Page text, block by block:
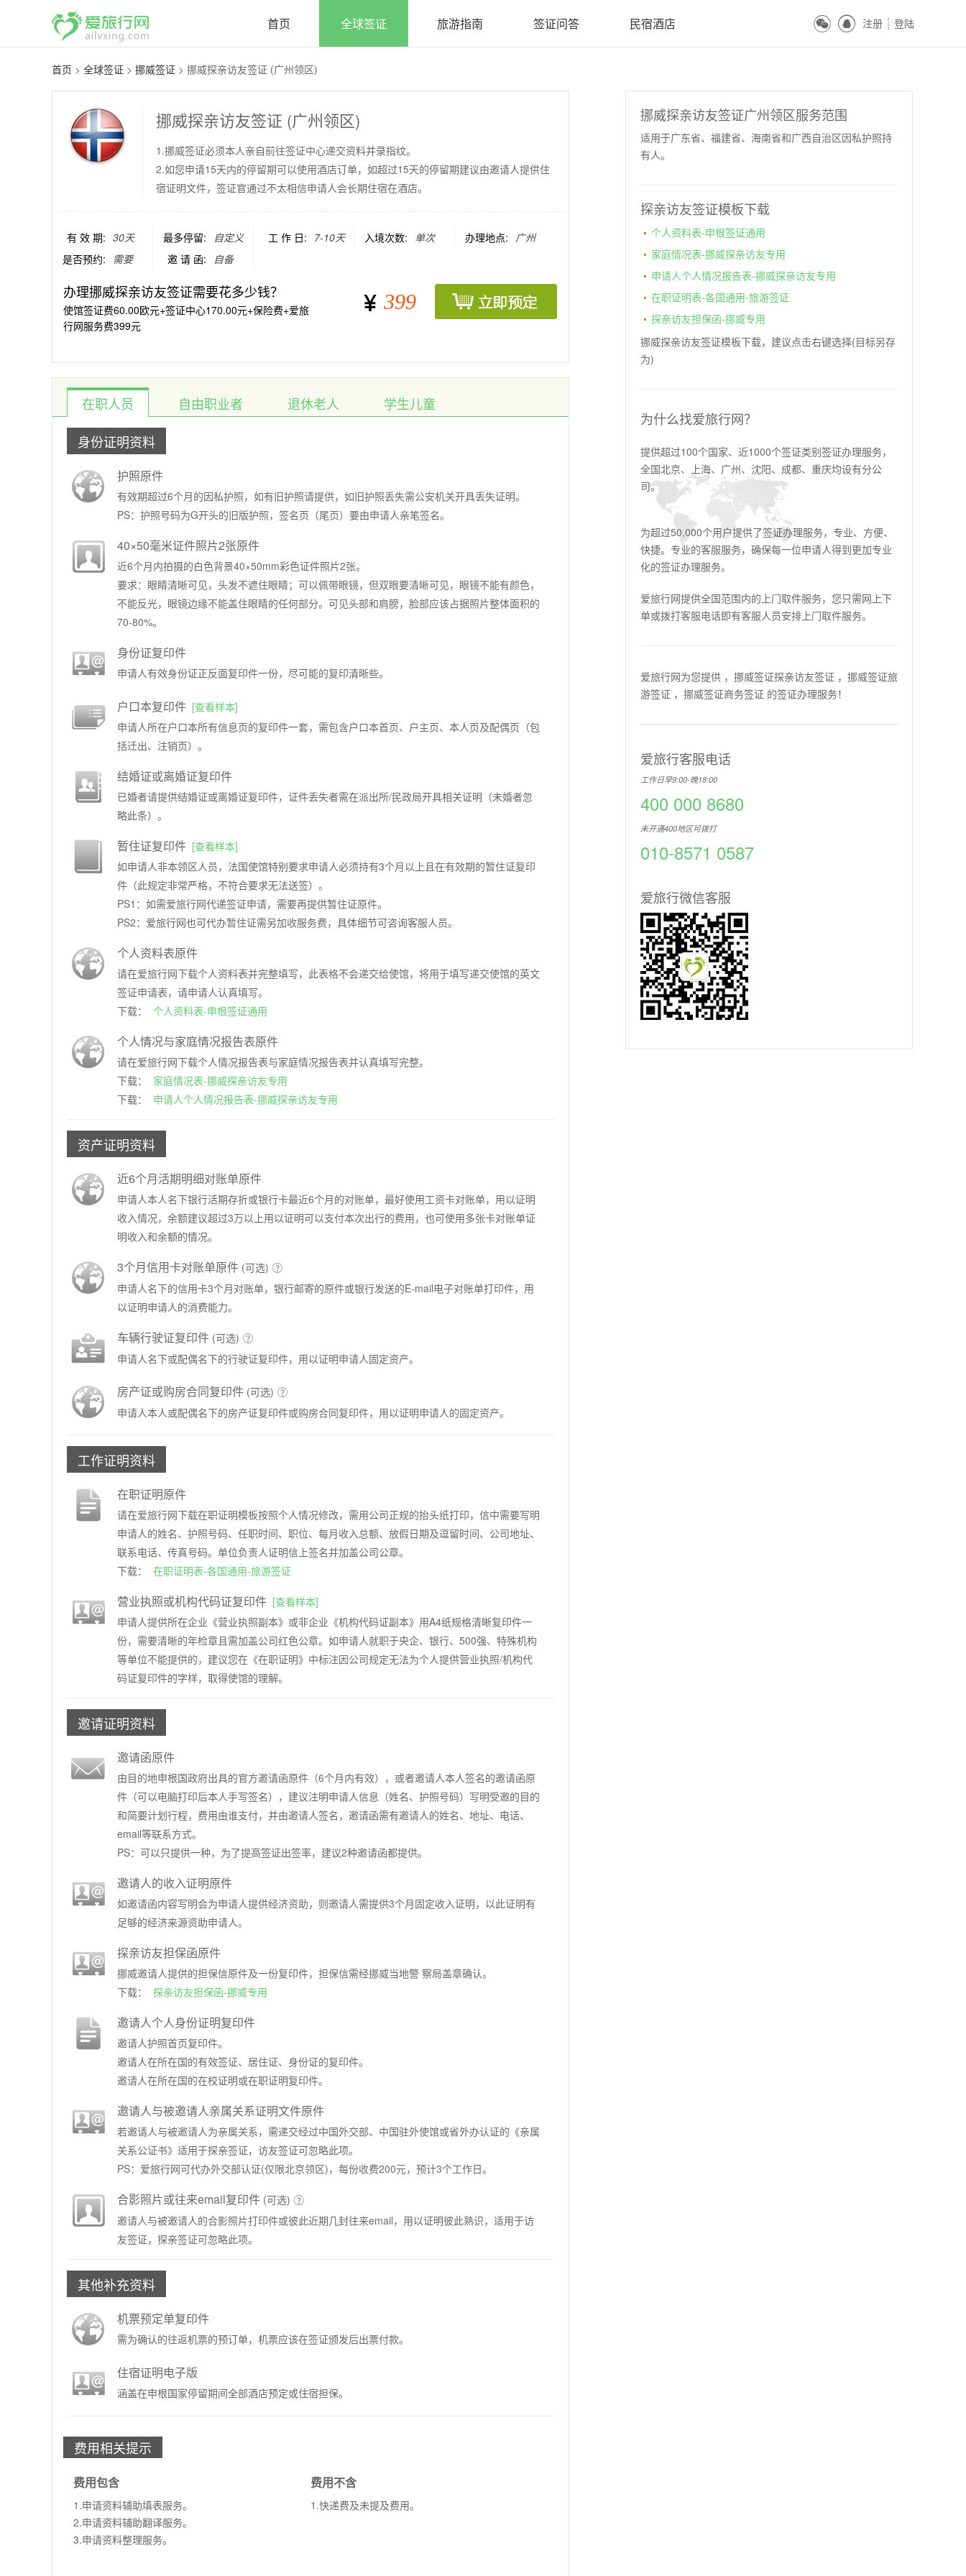
首页 全球签证 旅游指南 签证问答 民宿酒店 ꀔ ꀓ 注册 ꀒ 登陆
首页 > 全球签证 > 挪威签证 > 挪威探亲访友签证 (广州领区)
挪威探亲访友签证 (广州领区)
1.挪威签证必须本人亲自前往签证中心递交资料并录指纹。
2.如您申请15天内的停留期可以使用酒店订单，如超过15天的停留期建议由邀请人提供住
宿证明文件，签证官通过不太相信申请人会长期住宿在酒店。
有 效 期: 30天 最多停留: 自定义 工 作 日: 7-10天 入境次数: 单次 办理地点: 广州
是否预约:
需要 邀 请 函: 自备
办理挪威探亲访友签证需要花多少钱？
使馆签证费60.00欧元+签证中心170.00元+保险费+爱旅
行网服务费399元
399
在职人员 自由职业者 退休老人 学生儿童
身份证明资料
护照原件
有效期超过6个月的因私护照，如有旧护照请提供，如旧护照丢失需公安机关开具丢失证明。
PS：护照号码为G开头的旧版护照，签名页（尾页）要由申请人亲笔签名。
40×50毫米证件照片2张原件
近6个月内拍摄的白色背景40×50mm彩色证件照片2张。
要求：眼睛清晰可见，头发不遮住眼睛；可以佩带眼镜，但双眼要清晰可见，眼镜不能有颜色，
不能反光，眼镜边缘不能盖住眼睛的任何部分。可见头部和肩膀，脸部应该占据照片整体面积的
70-80%。
身份证复印件
申请人有效身份证正反面复印件一份，尽可能的复印清晰些。
户口本复印件 [查看样本]
申请人所在户口本所有信息页的复印件一套，需包含户口本首页、户主页、本人页及配偶页（包
括迁出、注销页）。
结婚证或离婚证复印件
已婚者请提供结婚证或离婚证复印件，证件丢失者需在派出所/民政局开具相关证明（未婚者忽
略此条）。
暂住证复印件 [查看样本]
如申请人非本领区人员，法国使馆特别要求申请人必须持有3个月以上且在有效期的暂住证复印
件（此规定非常严格，不符合要求无法送签）。
PS1：如需爱旅行网代递签证申请，需要再提供暂住证原件。
PS2：爱旅行网也可代办暂住证需另加收服务费，具体细节可咨询客服人员。
个人资料表原件
请在爱旅行网下载个人资料表并完整填写，此表格不会递交给使馆，将用于填写递交使馆的英文
签证申请表，请申请人认真填写。
下载：
个人资料表-申根签证通用
个人情况与家庭情况报告表原件
请在爱旅行网下载个人情况报告表与家庭情况报告表并认真填写完整。
下载：
家庭情况表-挪威探亲访友专用
下载：
申请人个人情况报告表-挪威探亲访友专用
资产证明资料
近6个月活期明细对账单原件
申请人本人名下银行活期存折或银行卡最近6个月的对账单，最好使用工资卡对账单，用以证明
收入情况，余额建议超过3万以上用以证明可以支付本次出行的费用，也可使用多张卡对账单证
明收入和余额的情况。
3个月信用卡对账单原件 (可选) 
申请人名下的信用卡3个月对账单，银行邮寄的原件或银行发送的E-mail电子对账单打印件，用
以证明申请人的消费能力。
车辆行驶证复印件 (可选) 
申请人名下或配偶名下的行驶证复印件，用以证明申请人固定资产。
房产证或购房合同复印件 (可选) 
申请人本人或配偶名下的房产证复印件或购房合同复印件，用以证明申请人的固定资产。
工作证明资料
在职证明原件
请在爱旅行网下载在职证明模板按照个人情况修改，需用公司正规的抬头纸打印，信中需要写明
申请人的姓名、护照号码、任职时间、职位、每月收入总额、放假日期及逗留时间、公司地址、
联系电话、传真号码。单位负责人证明信上签名并加盖公司公章。
下载：
在职证明表-各国通用-旅游签证
营业执照或机构代码证复印件 [查看样本]
申请人提供所在企业《营业执照副本》或非企业《机构代码证副本》用A4纸规格清晰复印件一
份，需要清晰的年检章且需加盖公司红色公章。如申请人就职于央企、银行、500强、特殊机构
等单位不能提供的，建议您在《在职证明》中标注因公司规定无法为个人提供营业执照/机构代
码证复印件的字样，取得使馆的理解。
邀请证明资料
邀请函原件
由目的地申根国政府出具的官方邀请函原件（6个月内有效），或者邀请人本人签名的邀请函原
件（可以电脑打印后本人手写签名），建议注明申请人信息（姓名、护照号码）写明受邀的目的
和简要计划行程，费用由谁支付，并由邀请人签名，邀请函需有邀请人的姓名、地址、电话、
email等联系方式。
PS：可以只提供一种，为了提高签证出签率，建议2种邀请函都提供。
邀请人的收入证明原件
如邀请函内容写明会为申请人提供经济资助，则邀请人需提供3个月固定收入证明，以此证明有
足够的经济来源资助申请人。
探亲访友担保函原件
挪威邀请人提供的担保信原件及一份复印件，担保信需经挪威当地警 察局盖章确认。
下载：
探亲访友担保函-挪威专用
邀请人个人身份证明复印件
邀请人护照首页复印件。
邀请人在所在国的有效签证、居住证、身份证的复印件。
邀请人在所在国的在校证明或在职证明复印件。
邀请人与被邀请人亲属关系证明文件原件
若邀请人与被邀请人为亲属关系，需递交经过中国外交部、中国驻外使馆或省外办认证的《亲属
关系公证书》适用于探亲签证，访友签证可忽略此项。
PS：爱旅行网可代办外交部认证(仅限北京领区)，每份收费200元，预计3个工作日。
合影照片或往来email复印件 (可选) 
邀请人与被邀请人的合影照片打印件或彼此近期几封往来email，用以证明彼此熟识，适用于访
友签证，探亲签证可忽略此项。
其他补充资料
机票预定单复印件
需为确认的往返机票的预订单，机票应该在签证颁发后出票付款。
住宿证明电子版
涵盖在申根国家停留期间全部酒店预定或住宿担保。
费用相关提示
费用包含
1.申请资料辅助填表服务。
2.申请资料辅助翻译服务。
3.申请资料整理服务。
费用不含
1.快递费及未提及费用。
挪威探亲访友签证广州领区服务范围
适用于广东省、福建省、海南省和广西自治区因私护照持
有人。
探亲访友签证模板下载
个人资料表-申根签证通用
家庭情况表-挪威探亲访友专用
申请人个人情况报告表-挪威探亲访友专用
在职证明表-各国通用-旅游签证
探亲访友担保函-挪威专用
挪威探亲访友签证模板下载，建议点击右键选择(目标另存
为)
为什么找爱旅行网？
提供超过100个国家、近1000个签证类别签证办理服务，
全国北京、上海、广州、沈阳、成都、重庆均设有分公
司。
为超过50,000个用户提供了签证办理服务，专业、方便、
快捷。专业的客服服务，确保每一位申请人得到更加专业
化的签证办理服务。
爱旅行网提供全国范围内的上门取件服务，您只需网上下
单或拨打客服电话即有客服人员安排上门取件服务。
爱旅行网为您提供 ，挪威签证探亲访友签证 ，挪威签证旅
游签证 ，挪威签证商务签证 的签证办理服务！
爱旅行客服电话
工作日早9:00-晚18:00
400 000 8680
未开通400地区可拨打
010-8571 0587
爱旅行微信客服